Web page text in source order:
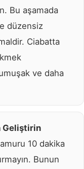
Bu aşamada
düzensiz
Ciabatta
ve daha
Geliştirin
10 dakika
Bunun